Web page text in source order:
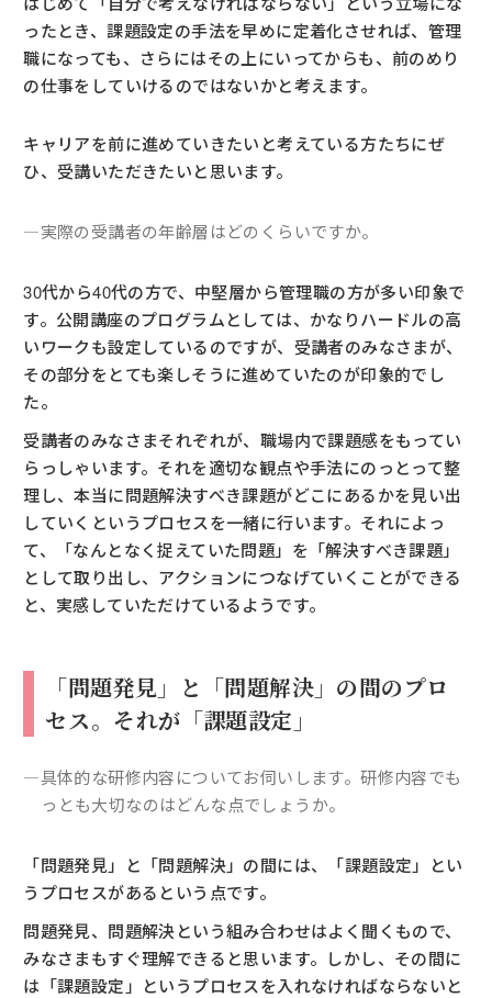
ったとき、課題設定の手法を早めに定着化させれば、管理
職になっても、さらにはその上にいってからも、前のめり
の仕事をしていけるのではないかと考えます。
キャリアを前に進めていきたいと考えている方たちにぜ
ひ、受講いただきたいと思います。
―実際の受講者の年齢層はどのくらいですか。
30代から40代の方で、中堅層から管理職の方が多い印象で
す。公開講座のプログラムとしては、かなりハードルの高
いワークも設定しているのですが、受講者のみなさまが、
その部分をとても楽しそうに進めていたのが印象的でし
た。
受講者のみなさまそれぞれが、職場内で課題感をもってい
らっしゃいます。それを適切な観点や手法にのっとって整
理し、本当に問題解決すべき課題がどこにあるかを見い出
していくというプロセスを一緒に行います。それによっ
て、「なんとなく捉えていた問題」を「解決すべき課題」
として取り出し、アクションにつなげていくことができる
と、実感していただけているようです。
「問題発見」と「問題解決」の間のプロ
セス。それが「課題設定」
―具体的な研修内容についてお伺いします。研修内容でも
っとも大切なのはどんな点でしょうか。
「問題発見」と「問題解決」の間には、「課題設定」とい
うプロセスがあるという点です。
問題発見、問題解決という組み合わせはよく聞くもので、
みなさまもすぐ理解できると思います。しかし、その間に
は「課題設定」というプロセスを入れなければならないと